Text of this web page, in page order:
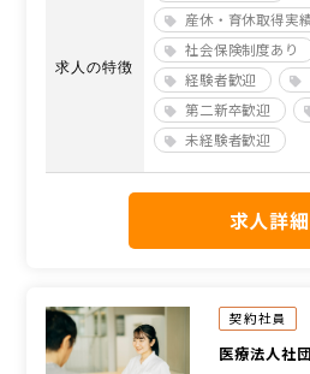
求人の特徴
産休・育休取得実
社会保険制度あり
経験者歓迎
第二新卒歓迎
未経験者歓迎
求人詳細
契約社員
医療法人社